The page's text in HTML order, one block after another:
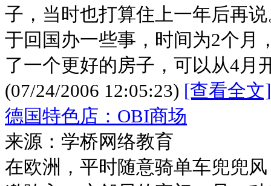
子，当时也打算住上一年后再
于回国办一些事，时间为2个月
了一个更好的房子，可以从4月
(07/24/2006 12:05:23) [查看全文]
德国特色店：OBI商场
来源：学桥网络教育
在欧洲，平时随意骑单车兜兜